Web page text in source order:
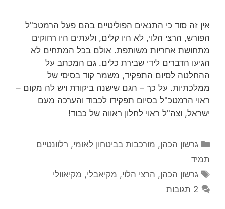
אין זה סוד כי התנאים הפוליטיים בהם פעל הרמטכ"ל
הפורש, הרצי הלוי, לא היו קלים, ולעתים היו רחוקים
מתחושת אחריות משותפת. אולם בכל המתחים לא
הגיעו הדברים לידי שבירת כלים. גם המכתב על
ההחלטה לסיום התפקיד, משמר קוד בסיסי של
ממלכתיות. על כך – הגם שישנה ביקורת ויש לה מקום –
ראוי הרמטכ"ל בסיום תפקידו לכבוד והערכה מעם
ישראל, וצה"ל ראוי לחלון ראווה של כבוד!
קטגוריות
גרשון הכהן, מורכבות בביטחון לאומי, רלוונטיים
תמיד
תגיות
גרשון הכהן, הרצי הלוי, מקיאבלי, מקיאוולי
2 תגובות